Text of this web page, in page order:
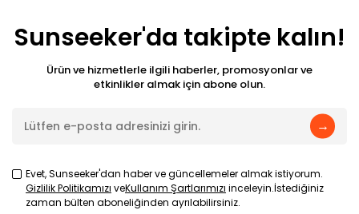
Sunseeker'da takipte kalın!
Ürün ve hizmetlerle ilgili haberler, promosyonlar ve
etkinlikler almak için abone olun.
→
Evet, Sunseeker'dan haber ve güncellemeler almak istiyorum.
Gizlilik Politikamızı veKullanım Şartlarımızı inceleyin.İstediğiniz
zaman bülten aboneliğinden ayrılabilirsiniz.